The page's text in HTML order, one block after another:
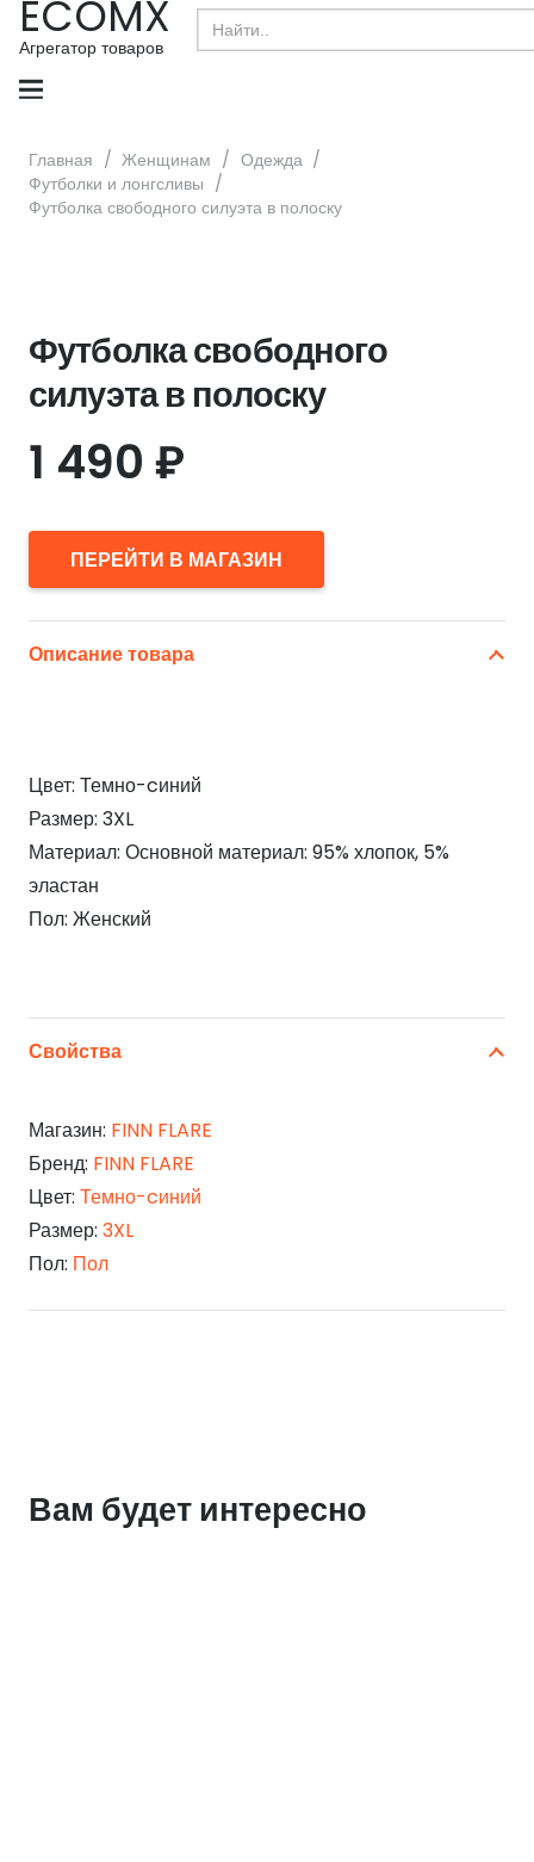
ECOMX
Агрегатор товаров
Search
for:
Главная / Женщинам / Одежда /
Футболки и лонгсливы /
Футболка свободного силуэта в полоску
Футболка свободного
силуэта в полоску
1 490 ₽
ПЕРЕЙТИ В МАГАЗИН
Описание товара
Цвет: Темно-cиний
Размер: 3XL
Материал: Основной материал: 95% хлопок, 5%
эластан
Пол: Женский
Свойства
Магазин: FINN FLARE
Бренд: FINN FLARE
Цвет: Темно-cиний
Размер: 3XL
Пол: Пол
Вам будет интересно